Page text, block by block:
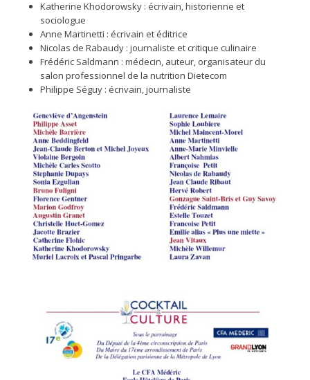
Katherine Khodorowsky : écrivain, historienne et
sociologue
Anne Martinetti : écrivain et éditrice
Nicolas de Rabaudy : journaliste et critique culinaire
Frédéric Saldmann : médecin, auteur, organisateur du
salon professionnel de la nutrition Dietecom
Philippe Séguy : écrivain, journaliste